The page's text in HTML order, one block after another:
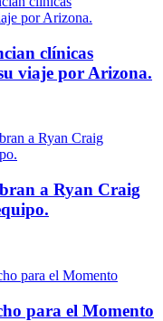
clínicas
viaje por Arizona.
a Ryan Craig
para el Momento